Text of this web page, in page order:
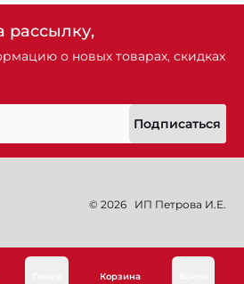
Корзина
рассылку,
о новых товарах, скидках
Подписаться
© 2026 ИП Петрова И.Е.